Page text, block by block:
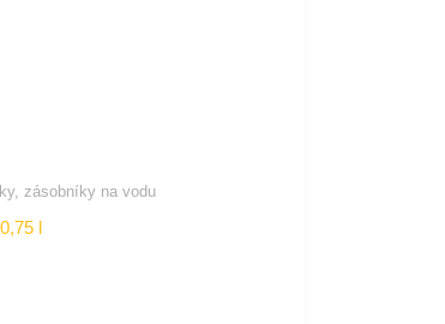
zásobníky na vodu
l